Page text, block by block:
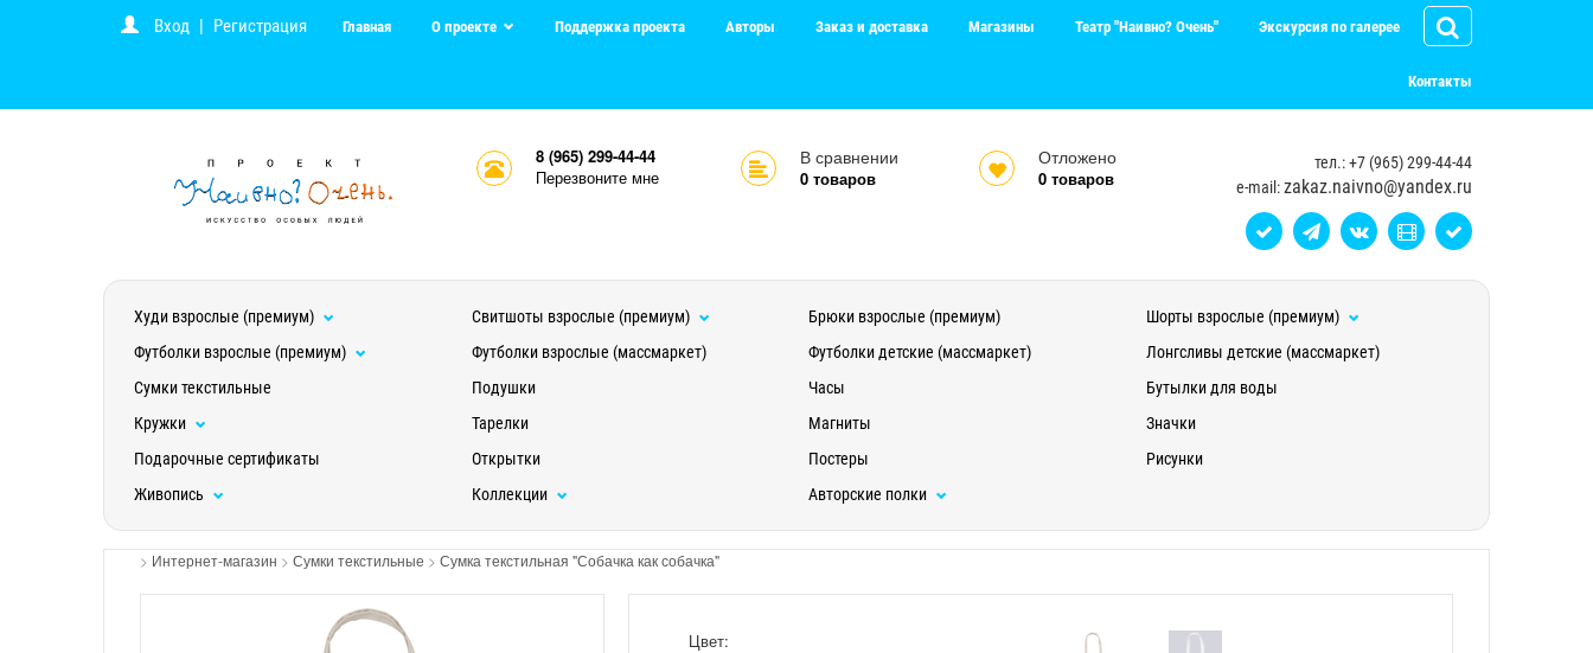
Вход | Регистрация Главная О проекте Поддержка проекта Авторы Заказ и доставка Магазины Театр "Наивно? Очень" Экскурсия по галерее
Контакты
8 (965) 299-44-44
Перезвоните мне
В сравнении
0товаров
Отложено
0 товаров
тел.: +7 (965) 299-44-44
e-mail:zakaz.naivno@yandex.ru
Худи взрослые (премиум) Свитшоты взрослые (премиум) Брюки взрослые (премиум)
Шорты взрослые (премиум)
Футболки взрослые (премиум)
Футболки взрослые (массмаркет) Футболки детские (массмаркет)
Лонгсливы детские (массмаркет)
Сумки текстильные
Подушки Часы
Бутылки для воды
Кружки
Тарелки Магниты
Значки
Подарочные сертификаты
Открытки Постеры
Рисунки
Живопись
Коллекции Авторские полки
> Интернет-магазин > Сумки текстильные > Сумка текстильная "Собачка как собачка"
Цвет: